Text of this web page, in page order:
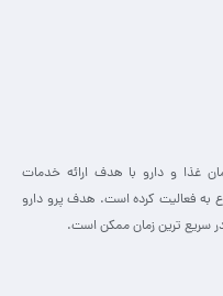
غذا و دارو با هدف ارائه خدمات
به فعالیت کرده است. هدف پرو دارو
سریع ترین زمان ممکن است.